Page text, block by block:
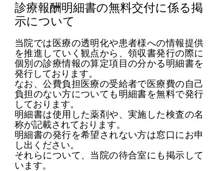
診療報酬明細書の無料交付に係る掲
示について
当院では医療の透明化や患者様への情報提供
を推進していく観点から、領収書発行の際に
個別の診療情報の算定項目の分かる明細書を
発行しております。
なお、公費負担医療の受給者で医療費の自己
負担のない方についても明細書を無料で発行
しております。
明細書は使用した薬剤や、実施した検査の名
称が記載されております。
明細書の発行を希望されない方は窓口にお申
し出ください。
それらについて、当院の待合室にも掲示して
います。